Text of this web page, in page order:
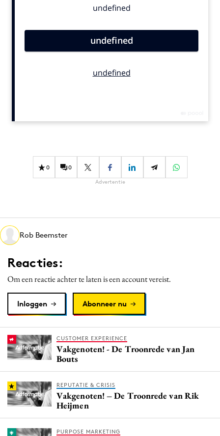
Contentmarketing
Effectiviteit
Gedragsverandering
Martech
Media
Merkstrategie
PR
Programmatic
Reputatie & crisis
0 0
Advertentie
Rob Beemster
Reacties:
Om een reactie achter te laten is een account vereist.
Inloggen Abonneer nu
CUSTOMER EXPERIENCE
Vakgenoten! - De Troonrede van Jan
Bouts
REPUTATIE & CRISIS
Vakgenoten! – De Troonrede van Rik
Heijmen
PURPOSE MARKETING